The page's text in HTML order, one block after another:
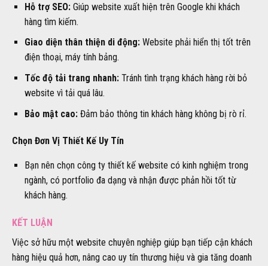
Hỗ trợ SEO:Giúp website xuất hiện trên Google khi khách
hàng tìm kiếm.
Giao diện thân thiện di động:Website phải hiển thị tốt trên
điện thoại, máy tính bảng.
Tốc độ tải trang nhanh:Tránh tình trạng khách hàng rời bỏ
website vì tải quá lâu.
Bảo mật cao:Đảm bảo thông tin khách hàng không bị rò rỉ.
Chọn Đơn Vị Thiết Kế Uy Tín
Bạn nên chọn công ty thiết kế website có kinh nghiệm trong
ngành, có portfolio đa dạng và nhận được phản hồi tốt từ
khách hàng.
KẾT LUẬN
Việc sở hữu một website chuyên nghiệp giúp bạn tiếp cận khách
hàng hiệu quả hơn, nâng cao uy tín thương hiệu và gia tăng doanh